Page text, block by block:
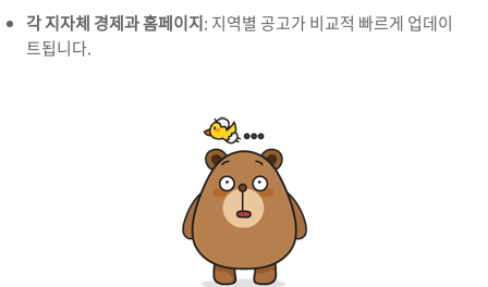
각 지자체 경제과 홈페이지: 지역별 공고가 비교적 빠르게 업데이
트됩니다.